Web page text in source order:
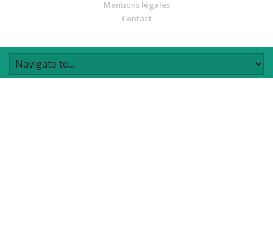
Mentions légales
Contact